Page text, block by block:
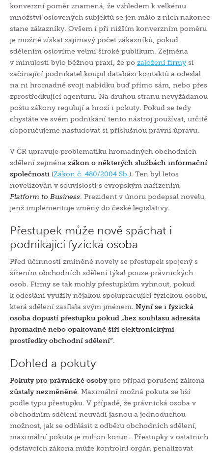
konverzní poměr znamená, že vzhledem k velkému
množství oslovených subjektů se jen málo z nich nakonec
stane zákazníky. Ovšem i při nižším konverzním poměru
je možné získat zajímavý počet zákazníků, pokud
sdělením oslovíme velmi široké publikum. Zejména
v minulosti bylo běžnou praxí, že po založení firmysi
začínající podnikatel koupil databázi kontaktů a odeslal
na ni hromadně svoji nabídku buď přímo sám, nebo přes
zprostředkující agenturu. Na druhou stranu nevyžádanou
poštu zákony regulují a hrozí i pokuty. Pokud se tedy
chystáte ve svém podnikání tento nástroj používat, určitě
doporučujeme nastudovat si příslušnou právní úpravu.
V ČR upravuje problematiku hromadných obchodních
sdělení zejména zákon o některých službách informační
společnosti (Zákon č. 480/2004 Sb.). Ten byl letos
novelizován v souvislosti s evropským nařízením
Platform to Business. Prezident v únoru podepsal novelu,
jenž implementuje změny do české legislativy.
Přestupek může nově spáchat i
podnikající fyzická osoba
Před účinností zmíněné novely se přestupek spojený s
šířením obchodních sdělení týkal pouze právnických
osob. Firmy se tak mohly přestupkům vyhnout, pokud
k odeslání využily nějakou spolupracující fyzickou osobu,
která sdělení zasílala svým jménem. Nyní se i fyzická
osoba dopustí přestupku pokud „bez souhlasu adresáta
hromadně nebo opakovaně šíří elektronickými
prostředky obchodní sdělení“.
Dohled a pokuty
Pokuty pro právnické osobypro případ porušení zákona
zůstaly nezměněné. Maximální možná pokuta se liší
podle typu přestupku. V případě, že právnická osoba v
obchodním sdělení neuvádí jasnou a jednoduchou
možnost, jak se odhlásit z odběru obchodních sdělení,
maximální pokuta je milion korun.. Přestupky v ostatních
odstavcích zákona může kontrolní orgán penalizovat